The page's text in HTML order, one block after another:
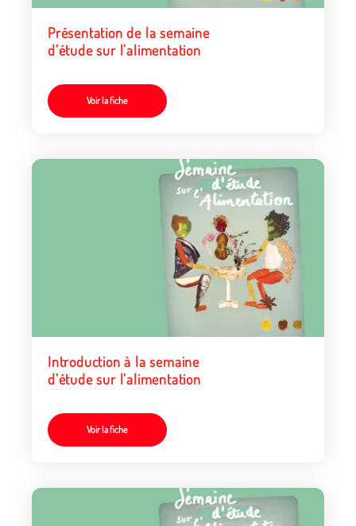
Présentation de la semaine
d’étude sur l'alimentation
Voir la fiche
Introduction à la semaine
d’étude sur l’alimentation
Voir la fiche